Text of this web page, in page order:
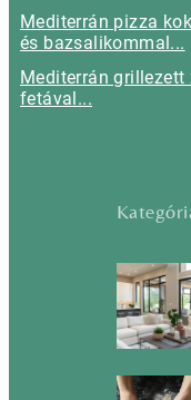
Mediterrán pizza
és bazsalikommal...
Mediterrán
fetával...